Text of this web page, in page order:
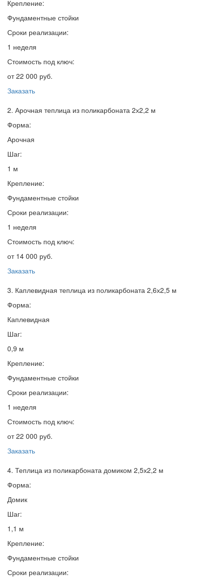
Крепление:
Фундаментные стойки
Сроки реализации:
1 неделя
Стоимость под ключ:
от 22 000 руб.
Заказать
2. Арочная теплица из поликарбоната 2х2,2 м
Форма:
Арочная
Шаг:
1 м
Крепление:
Фундаментные стойки
Сроки реализации:
1 неделя
Стоимость под ключ:
от 14 000 руб.
Заказать
3. Каплевидная теплица из поликарбоната 2,6х2,5 м
Форма:
Каплевидная
Шаг:
0,9 м
Крепление:
Фундаментные стойки
Сроки реализации:
1 неделя
Стоимость под ключ:
от 22 000 руб.
Заказать
4. Теплица из поликарбоната домиком 2,5х2,2 м
Форма:
Домик
Шаг:
1,1 м
Крепление:
Фундаментные стойки
Сроки реализации: